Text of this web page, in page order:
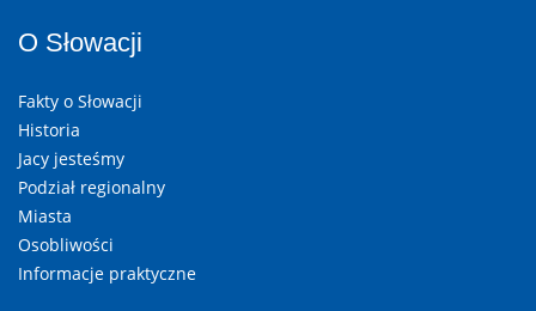
O Słowacji
Fakty o Słowacji
Historia
Jacy jesteśmy
Podział regionalny
Miasta
Osobliwości
Informacje praktyczne